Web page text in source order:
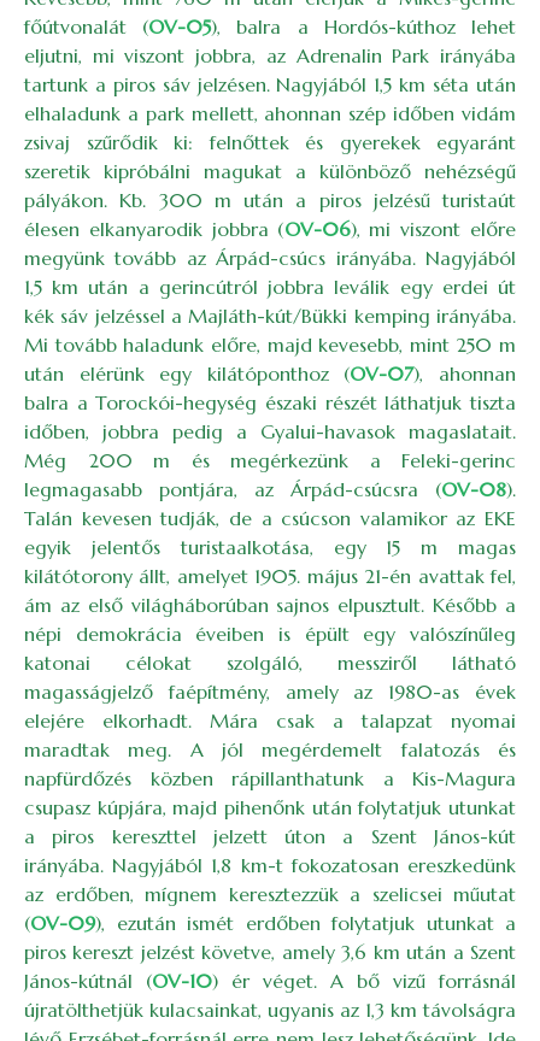
főútvonalát (OV-05), balra a Hordós-kúthoz lehet
eljutni, mi viszont jobbra, az Adrenalin Park irányába
tartunk a piros sáv jelzésen. Nagyjából 1,5 km séta után
elhaladunk a park mellett, ahonnan szép időben vidám
zsivaj szűrődik ki: felnőttek és gyerekek egyaránt
szeretik kipróbálni magukat a különböző nehézségű
pályákon. Kb. 300 m után a piros jelzésű turistaút
élesen elkanyarodik jobbra (OV-06), mi viszont előre
megyünk tovább az Árpád-csúcs irányába. Nagyjából
1,5 km után a gerincútról jobbra leválik egy erdei út
kék sáv jelzéssel a Majláth-kút/Bükki kemping irányába.
Mi tovább haladunk előre, majd kevesebb, mint 250 m
után elérünk egy kilátóponthoz (OV-07), ahonnan
balra a Torockói-hegység északi részét láthatjuk tiszta
időben, jobbra pedig a Gyalui-havasok magaslatait.
Még 200 m és megérkezünk a Feleki-gerinc
legmagasabb pontjára, az Árpád-csúcsra (OV-08).
Talán kevesen tudják, de a csúcson valamikor az EKE
egyik jelentős turistaalkotása, egy 15 m magas
kilátótorony állt, amelyet 1905. május 21-én avattak fel,
ám az első világháborúban sajnos elpusztult. Később a
népi demokrácia éveiben is épült egy valószínűleg
katonai célokat szolgáló, messziről látható
magasságjelző faépítmény, amely az 1980-as évek
elejére elkorhadt. Mára csak a talapzat nyomai
maradtak meg. A jól megérdemelt falatozás és
napfürdőzés közben rápillanthatunk a Kis-Magura
csupasz kúpjára, majd pihenőnk után folytatjuk utunkat
a piros kereszttel jelzett úton a Szent János-kút
irányába. Nagyjából 1,8 km-t fokozatosan ereszkedünk
az erdőben, mígnem keresztezzük a szelicsei műutat
(OV-09), ezután ismét erdőben folytatjuk utunkat a
piros kereszt jelzést követve, amely 3,6 km után a Szent
János-kútnál (OV-10) ér véget. A bő vizű forrásnál
újratölthetjük kulacsainkat, ugyanis az 1,3 km távolságra